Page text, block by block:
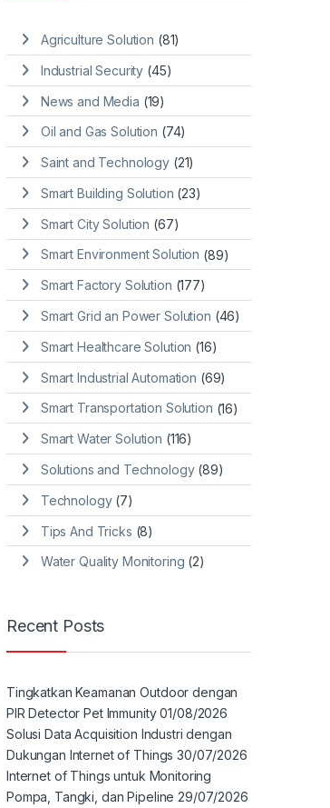
Agriculture Solution (81)
Industrial Security (45)
News and Media (19)
Oil and Gas Solution (74)
Saint and Technology (21)
Smart Building Solution (23)
Smart City Solution (67)
Smart Environment Solution (89)
Smart Factory Solution (177)
Smart Grid an Power Solution (46)
Smart Healthcare Solution (16)
Smart Industrial Automation (69)
Smart Transportation Solution (16)
Smart Water Solution (116)
Solutions and Technology(89)
Technology(7)
Tips And Tricks (8)
Water Quality Monitoring (2)
Recent Posts
Tingkatkan Keamanan Outdoor dengan
PIR Detector Pet Immunity 01/08/2026
Solusi Data Acquisition Industri dengan
Dukungan Internet of Things 30/07/2026
Internet of Things untuk Monitoring
Pompa, Tangki, dan Pipeline 29/07/2026